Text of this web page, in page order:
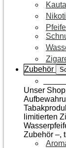
Zubehör
Unser
limitierten
Zubehör –,